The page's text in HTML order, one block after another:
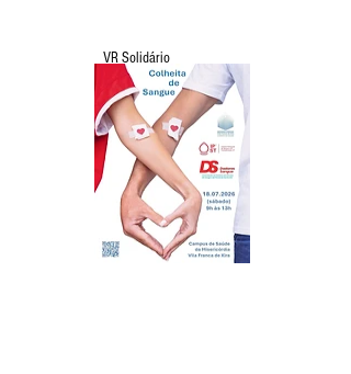
VR Solidário